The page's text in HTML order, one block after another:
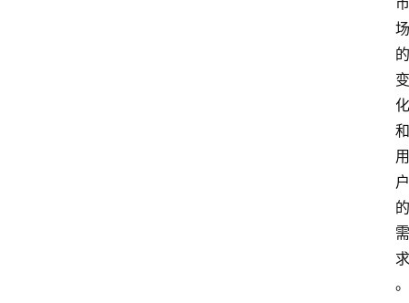
场
的
变
化
和
用
户
的
需
求
。